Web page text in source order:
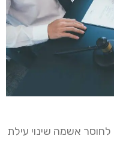
לחוסר אשמה שינוי עילת